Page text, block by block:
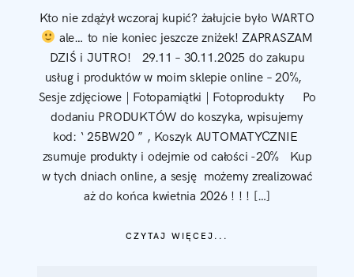
Kto nie zdążył wczoraj kupić? żałujcie było WARTO
ale… to nie koniec jeszcze zniżek! ZAPRASZAM
DZIŚ i JUTRO! 29.11 – 30.11.2025 do zakupu
usług i produktów w moim sklepie online – 20%,
Sesje zdjęciowe | Fotopamiątki | Fotoprodukty Po
dodaniu PRODUKTÓW do koszyka, wpisujemy
kod: ‘ 25BW20 ” , Koszyk AUTOMATYCZNIE
zsumuje produkty i odejmie od całości -20% Kup
w tych dniach online, a sesję możemy zrealizować
aż do końca kwietnia 2026 ! ! ! […]
CZYTAJ WIĘCEJ...